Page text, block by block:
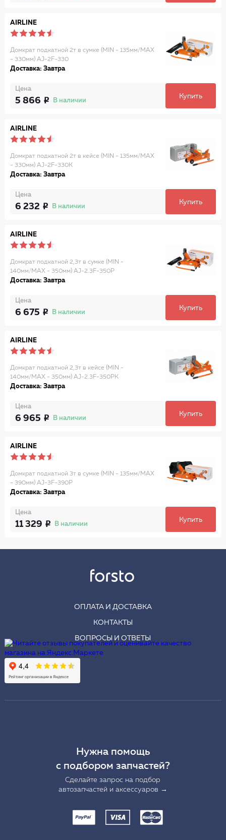
AIRLINE
Домкрат подкатной 2т в сумке (MIN - 135мм/MAX
- 330мм) AJ-2F-330
Доставка: Завтра
Цена
5 866 В наличии
Купить
AIRLINE
Домкрат подкатной 2т в кейсе (MIN - 135мм/MAX
- 330мм) AJ-2F-330K
Доставка: Завтра
Цена
6 232 В наличии
Купить
AIRLINE
Домкрат подкатной 2,3т в сумке (MIN -
140мм/MAX - 350мм) AJ-2.3F-350P
Доставка: Завтра
Цена
6 675 В наличии
Купить
AIRLINE
Домкрат подкатной 2,3т в кейсе (MIN -
140мм/MAX - 350мм) AJ-2.3F-350PK
Доставка: Завтра
Цена
6 965 В наличии
Купить
AIRLINE
Домкрат подкатной 3т в сумке (MIN - 135мм/MAX
- 390мм) AJ-3F-390P
Доставка: Завтра
Цена
11 329 В наличии
Купить
ОПЛАТА И ДОСТАВКА
КОНТАКТЫ
ВОПРОСЫ И ОТВЕТЫ
Нужна помощь
с подбором запчастей?
Сделайте запрос на подбор
автозапчастей и аксессуаров →